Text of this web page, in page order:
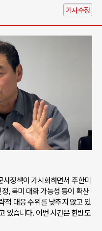
기사수정
정책이 가시화하면서 주한미
, 북미 대화 가능성 등이 확산
적 대응 수위를 낮추지 않고 있
있습니다. 이번 시간은 한반도